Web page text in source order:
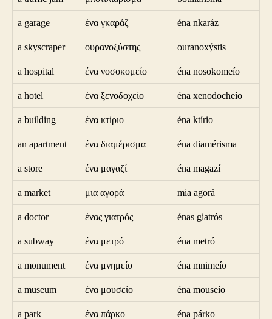
a garage ένα γκαράζ éna nkaráz
a skyscraper ουρανοξύστης ouranoxýstis
a hospital ένα νοσοκομείο éna nosokomeío
a hotel ένα ξενοδοχείο éna xenodocheío
a building ένα κτίριο éna ktírio
an apartment ένα διαμέρισμα éna diamérisma
a store ένα μαγαζί éna magazí
a market μια αγορά mia agorá
a doctor ένας γιατρός énas giatrós
a subway ένα μετρό éna metró
a monument ένα μνημείο éna mnimeío
a museum ένα μουσείο éna mouseío
a park ένα πάρκο éna párko